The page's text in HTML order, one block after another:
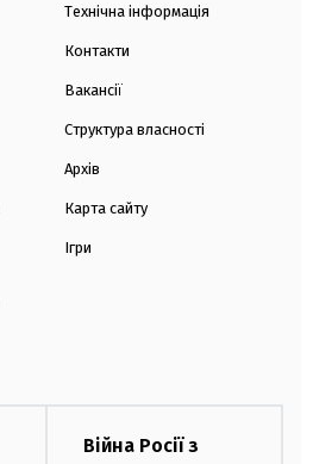
Технічна інформація
Контакти
Вакансії
Структура власності
Архів
Карта сайту
Ігри
Війна Росії з